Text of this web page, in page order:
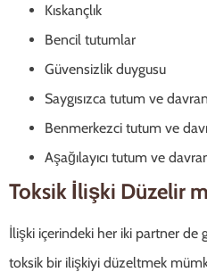
Kıskançlık
Bencil tutumlar
Güvensizlik duygusu
Saygısızca tutum ve
Benmerkezci tutum ve
Aşağılayıcı tutum ve
Toksik İlişki Düzelir
İlişki içerindeki her iki partner de
toksik bir ilişkiyi düzeltmek